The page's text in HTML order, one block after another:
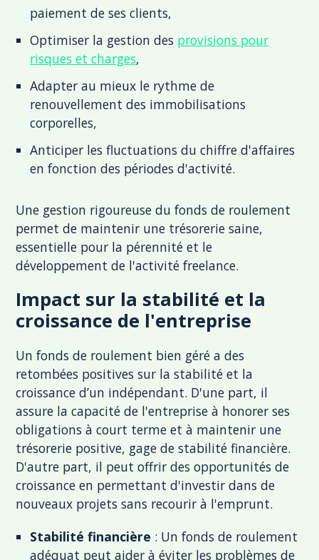
paiement de ses clients,
Optimiser la gestion des provisions pour
risques et charges,
Adapter au mieux le rythme de
renouvellement des immobilisations
corporelles,
Anticiper les fluctuations du chiffre d'affaires
en fonction des périodes d'activité.
Une gestion rigoureuse du fonds de roulement
permet de maintenir une trésorerie saine,
essentielle pour la pérennité et le
développement de l'activité freelance.
Impact sur la stabilité et la
croissance de l'entreprise
Un fonds de roulement bien géré a des
retombées positives sur la stabilité et la
croissance d’un indépendant. D'une part, il
assure la capacité de l'entreprise à honorer ses
obligations à court terme et à maintenir une
trésorerie positive, gage de stabilité financière.
D'autre part, il peut offrir des opportunités de
croissance en permettant d'investir dans de
nouveaux projets sans recourir à l'emprunt.
Stabilité financière : Un fonds de roulement
adéquat peut aider à éviter les problèmes de